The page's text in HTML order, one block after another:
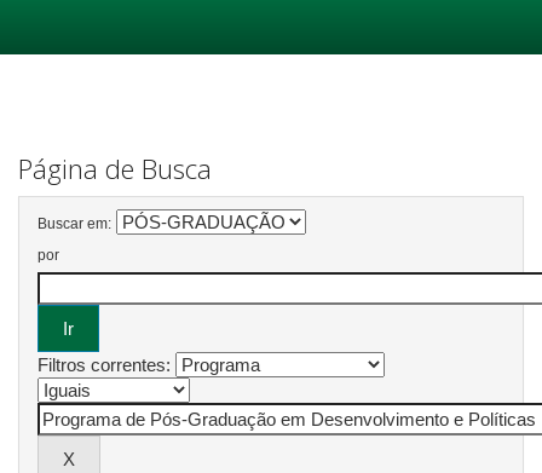
Página de Busca
Buscar em:
por
Filtros correntes: